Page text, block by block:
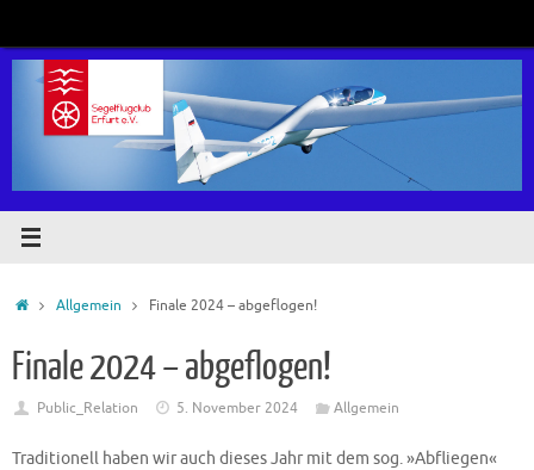
springen
StartAllgemein Finale 2024 – abgeflogen!
Finale 2024 – abgeflogen!
Public_Relation 5. November 2024 Allgemein
Traditionell haben wir auch dieses Jahr mit dem sog. »Abfliegen«